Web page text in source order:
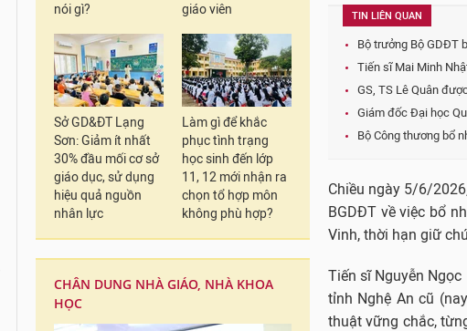
nói gì?
giáo viên
Sở GD&ĐT Lạng
Sơn: Giảm ít nhất
30% đầu mối cơ sở
giáo dục, sử dụng
hiệu quả nguồn
nhân lực
Làm gì để khắc
phục tình trạng
học sinh đến lớp
11, 12 mới nhận ra
chọn tổ hợp môn
không phù hợp?
CHÂN DUNG NHÀ GIÁO, NHÀ KHOA
HỌC
TIN LIÊN QUAN
Bộ trưởng Bộ GDĐT
Tiến sĩ Mai Minh
GS, TS Lê Quân
Giám đốc Đại học
Bộ Công thương bổ
Chiều ngày 5/6/
BGDĐT về việc bổ
Vinh, thời hạn giữ
Tiến sĩ Nguyễn
tỉnh Nghệ An cũ
thuật vững chắc,